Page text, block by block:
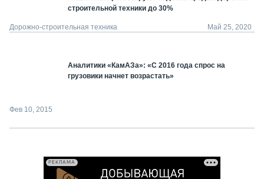
строительной техники до 30%
Дорожно-строительная техника Май 25, 2020
Аналитики «КамАЗа»: «С 2016 года спрос на
грузовики начнет возрастать»
Фев 10, 2015
РЕКЛАМА